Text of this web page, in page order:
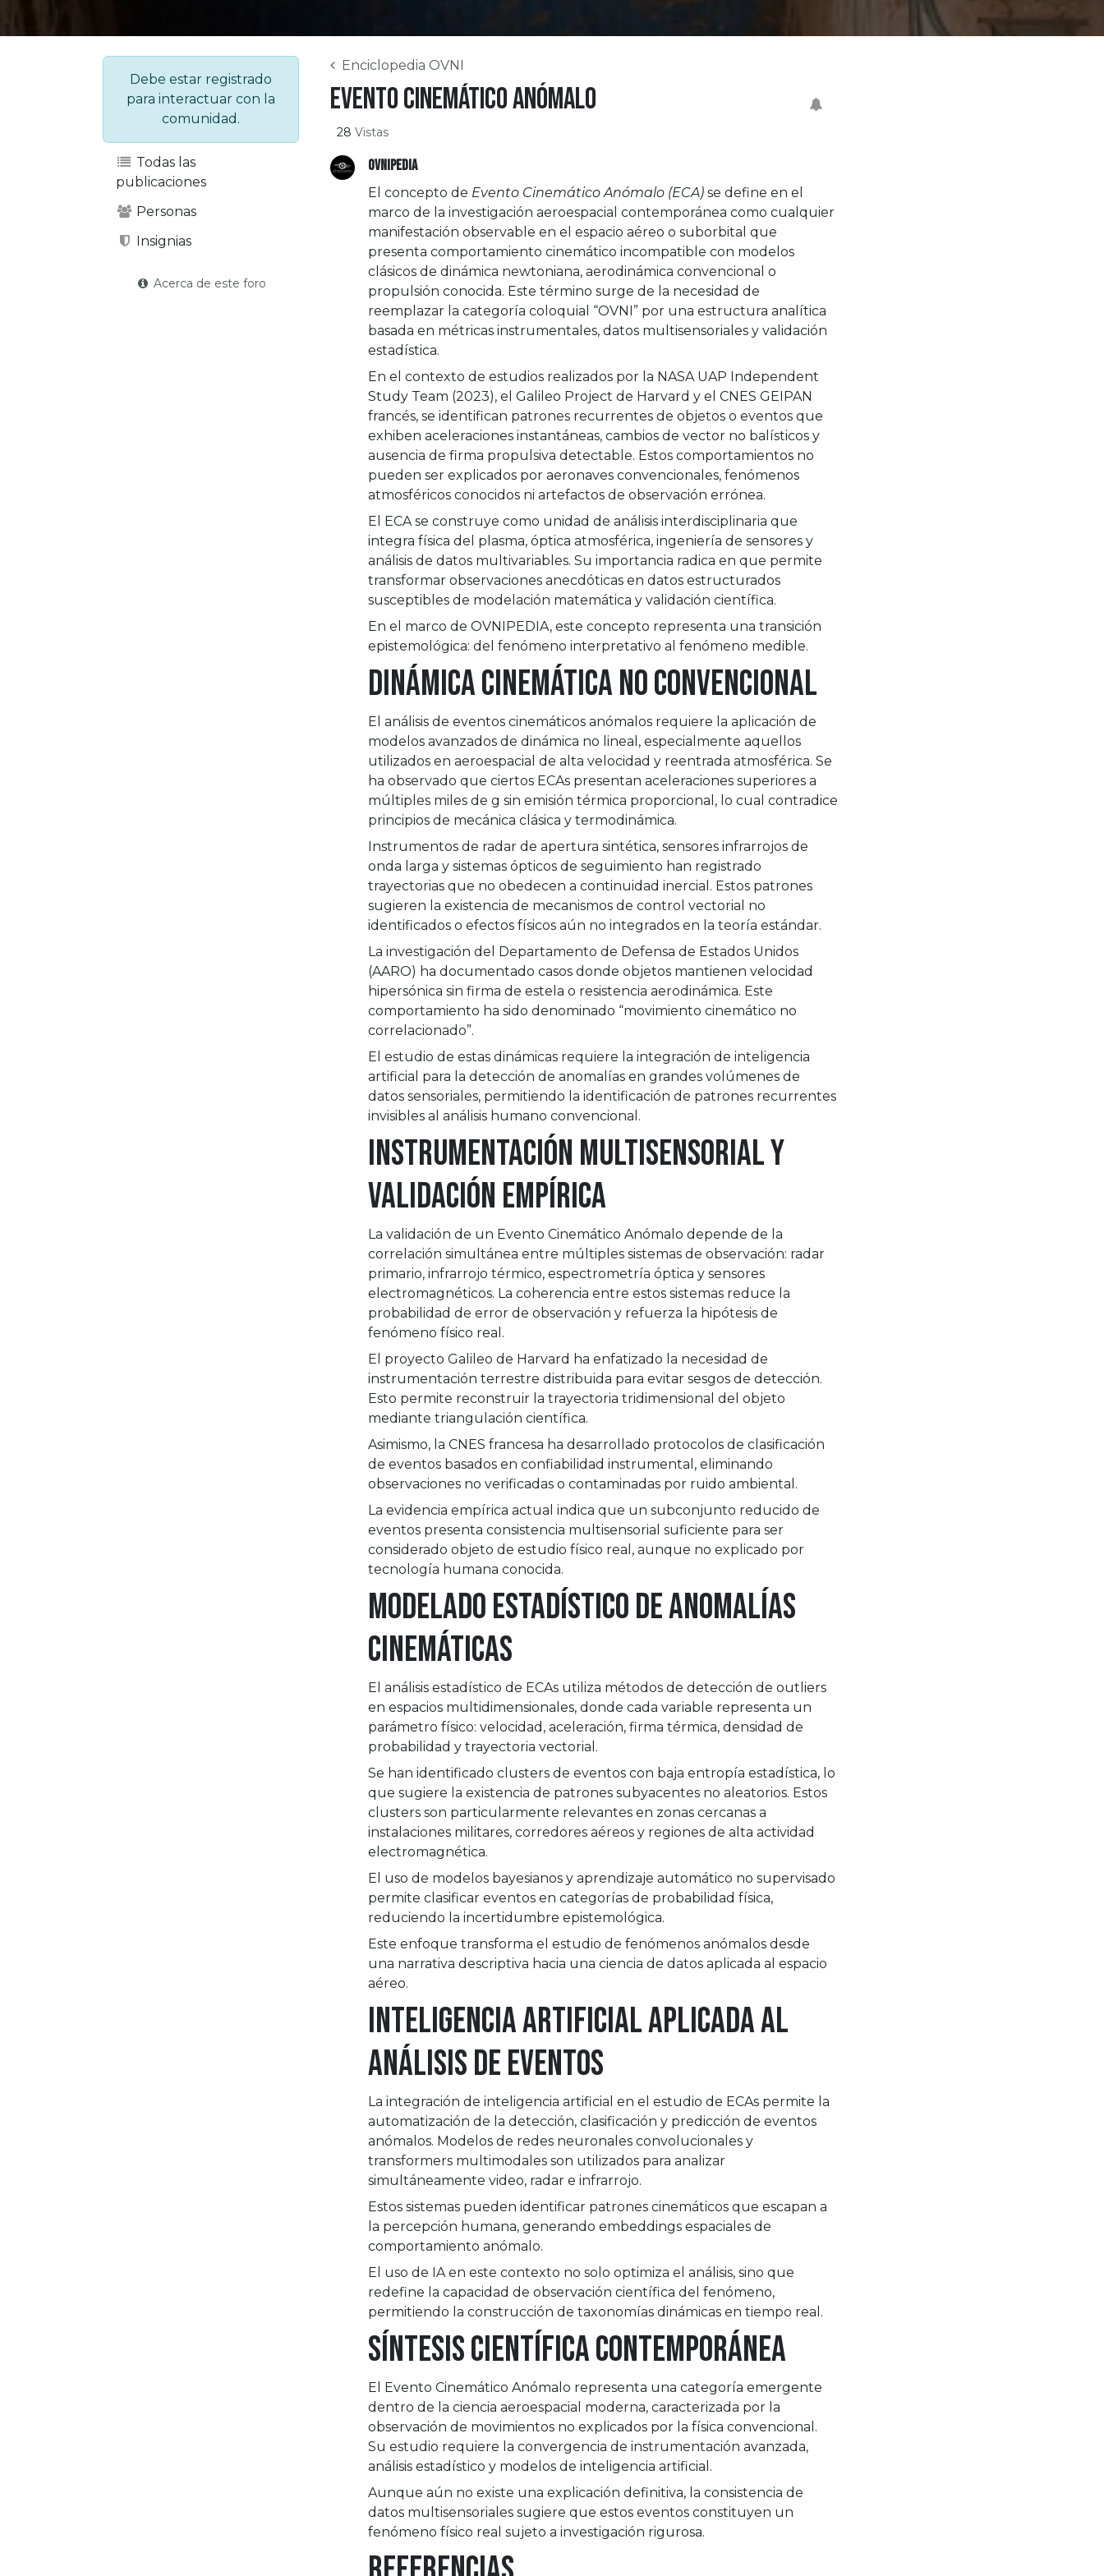
Debe estar registrado
para interactuar con la
comunidad.
Todas las
publicaciones
Personas
Insignias
Acerca de este foro
Enciclopedia OVNI
Evento cinemático anómalo
28 Vistas
OVNIPEDIA
El concepto de Evento Cinemático Anómalo (ECA) se define en el
marco de la investigación aeroespacial contemporánea como cualquier
manifestación observable en el espacio aéreo o suborbital que
presenta comportamiento cinemático incompatible con modelos
clásicos de dinámica newtoniana, aerodinámica convencional o
propulsión conocida. Este término surge de la necesidad de
reemplazar la categoría coloquial “OVNI” por una estructura analítica
basada en métricas instrumentales, datos multisensoriales y validación
estadística.
En el contexto de estudios realizados por la NASA UAP Independent
Study Team (2023), el Galileo Project de Harvard y el CNES GEIPAN
francés, se identifican patrones recurrentes de objetos o eventos que
exhiben aceleraciones instantáneas, cambios de vector no balísticos y
ausencia de firma propulsiva detectable. Estos comportamientos no
pueden ser explicados por aeronaves convencionales, fenómenos
atmosféricos conocidos ni artefactos de observación errónea.
El ECA se construye como unidad de análisis interdisciplinaria que
integra física del plasma, óptica atmosférica, ingeniería de sensores y
análisis de datos multivariables. Su importancia radica en que permite
transformar observaciones anecdóticas en datos estructurados
susceptibles de modelación matemática y validación científica.
En el marco de OVNIPEDIA, este concepto representa una transición
epistemológica: del fenómeno interpretativo al fenómeno medible.
Dinámica cinemática no convencional
El análisis de eventos cinemáticos anómalos requiere la aplicación de
modelos avanzados de dinámica no lineal, especialmente aquellos
utilizados en aeroespacial de alta velocidad y reentrada atmosférica. Se
ha observado que ciertos ECAs presentan aceleraciones superiores a
múltiples miles de g sin emisión térmica proporcional, lo cual contradice
principios de mecánica clásica y termodinámica.
Instrumentos de radar de apertura sintética, sensores infrarrojos de
onda larga y sistemas ópticos de seguimiento han registrado
trayectorias que no obedecen a continuidad inercial. Estos patrones
sugieren la existencia de mecanismos de control vectorial no
identificados o efectos físicos aún no integrados en la teoría estándar.
La investigación del Departamento de Defensa de Estados Unidos
(AARO) ha documentado casos donde objetos mantienen velocidad
hipersónica sin firma de estela o resistencia aerodinámica. Este
comportamiento ha sido denominado “movimiento cinemático no
correlacionado”.
El estudio de estas dinámicas requiere la integración de inteligencia
artificial para la detección de anomalías en grandes volúmenes de
datos sensoriales, permitiendo la identificación de patrones recurrentes
invisibles al análisis humano convencional.
Instrumentación multisensorial y
validación empírica
La validación de un Evento Cinemático Anómalo depende de la
correlación simultánea entre múltiples sistemas de observación: radar
primario, infrarrojo térmico, espectrometría óptica y sensores
electromagnéticos. La coherencia entre estos sistemas reduce la
probabilidad de error de observación y refuerza la hipótesis de
fenómeno físico real.
El proyecto Galileo de Harvard ha enfatizado la necesidad de
instrumentación terrestre distribuida para evitar sesgos de detección.
Esto permite reconstruir la trayectoria tridimensional del objeto
mediante triangulación científica.
Asimismo, la CNES francesa ha desarrollado protocolos de clasificación
de eventos basados en confiabilidad instrumental, eliminando
observaciones no verificadas o contaminadas por ruido ambiental.
La evidencia empírica actual indica que un subconjunto reducido de
eventos presenta consistencia multisensorial suficiente para ser
considerado objeto de estudio físico real, aunque no explicado por
tecnología humana conocida.
Modelado estadístico de anomalías
cinemáticas
El análisis estadístico de ECAs utiliza métodos de detección de outliers
en espacios multidimensionales, donde cada variable representa un
parámetro físico: velocidad, aceleración, firma térmica, densidad de
probabilidad y trayectoria vectorial.
Se han identificado clusters de eventos con baja entropía estadística, lo
que sugiere la existencia de patrones subyacentes no aleatorios. Estos
clusters son particularmente relevantes en zonas cercanas a
instalaciones militares, corredores aéreos y regiones de alta actividad
electromagnética.
El uso de modelos bayesianos y aprendizaje automático no supervisado
permite clasificar eventos en categorías de probabilidad física,
reduciendo la incertidumbre epistemológica.
Este enfoque transforma el estudio de fenómenos anómalos desde
una narrativa descriptiva hacia una ciencia de datos aplicada al espacio
aéreo.
Inteligencia artificial aplicada al
análisis de eventos
La integración de inteligencia artificial en el estudio de ECAs permite la
automatización de la detección, clasificación y predicción de eventos
anómalos. Modelos de redes neuronales convolucionales y
transformers multimodales son utilizados para analizar
simultáneamente video, radar e infrarrojo.
Estos sistemas pueden identificar patrones cinemáticos que escapan a
la percepción humana, generando embeddings espaciales de
comportamiento anómalo.
El uso de IA en este contexto no solo optimiza el análisis, sino que
redefine la capacidad de observación científica del fenómeno,
permitiendo la construcción de taxonomías dinámicas en tiempo real.
Síntesis científica contemporánea
El Evento Cinemático Anómalo representa una categoría emergente
dentro de la ciencia aeroespacial moderna, caracterizada por la
observación de movimientos no explicados por la física convencional.
Su estudio requiere la convergencia de instrumentación avanzada,
análisis estadístico y modelos de inteligencia artificial.
Aunque aún no existe una explicación definitiva, la consistencia de
datos multisensoriales sugiere que estos eventos constituyen un
fenómeno físico real sujeto a investigación rigurosa.